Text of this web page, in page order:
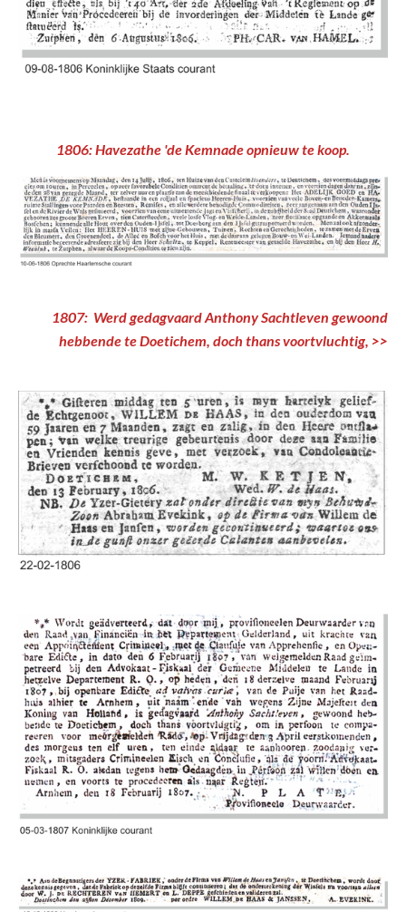
1806: Havezathe 'de Kemnade opnieuw te koop.
1807: Werd gedagvaard Anthony Sachtleven gewoond
hebbende te Doetichem, doch thans voortvluchtig, >>